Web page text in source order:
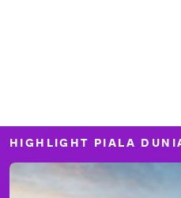
HIGHLIGHT PIALA